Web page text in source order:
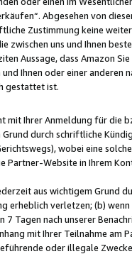
Abgesehen von
Zustimmung keine
zwischen uns und Ihnen
Aussage, dass Amazon
Ihnen oder einer
gestattet ist.
mit Ihrer Anmeldung für die
durch schriftliche
wobei eine
Partner-Website in Ihrem
aus wichtigem Grund
erheblich verletzen; (b)
Tagen nach unserer
mit Ihrer Teilnahme am
oder illegale